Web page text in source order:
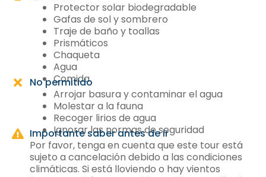
Protector solar biodegradable
Gafas de sol y sombrero
Traje de baño y toallas
Prismáticos
Chaqueta
Agua
Comida
No permitido
Arrojar basura y contaminar el agua
Molestar a la fauna
Recoger lirios de agua
Ignorar las normas de seguridad
Importante saber antes de ir
Por favor, tenga en cuenta que este tour está
sujeto a cancelación debido a las condiciones
climáticas. Si está lloviendo o hay vientos